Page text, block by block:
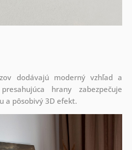
dodávajú moderný vzhľad a
hrany zabezpečuje
a pôsobivý 3D efekt.